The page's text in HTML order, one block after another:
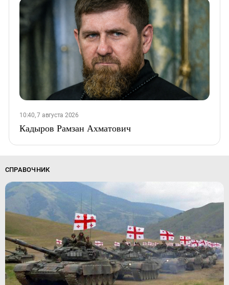
10:40, 7 августа 2026
Кадыров Рамзан Ахматович
СПРАВОЧНИК